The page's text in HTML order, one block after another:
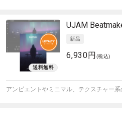
UJAM
6,930円 (税込)
アンビエントやミニマル、テクスチャー